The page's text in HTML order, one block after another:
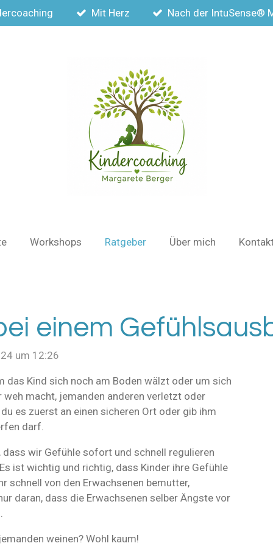
Mit Herz Nach der IntuSense®
Workshops Ratgeber Über mich
einem
um 12:26
das Kind sich noch am Boden wälzt oder um sich
macht, jemanden anderen verletzt oder
es zuerst an einen sicheren Ort oder gib ihm
darf.
wir Gefühle sofort und schnell regulieren
ist wichtig und richtig, dass Kinder ihre Gefühle
schnell von den Erwachsenen bemutter,
daran, dass die Erwachsenen selber Ängste vor
weinen? Wohl kaum!